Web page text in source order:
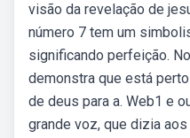
visão da revelação de
número 7 tem um
significando perfeição.
demonstra que está
de deus para a. Web1 e
grande voz, que dizia